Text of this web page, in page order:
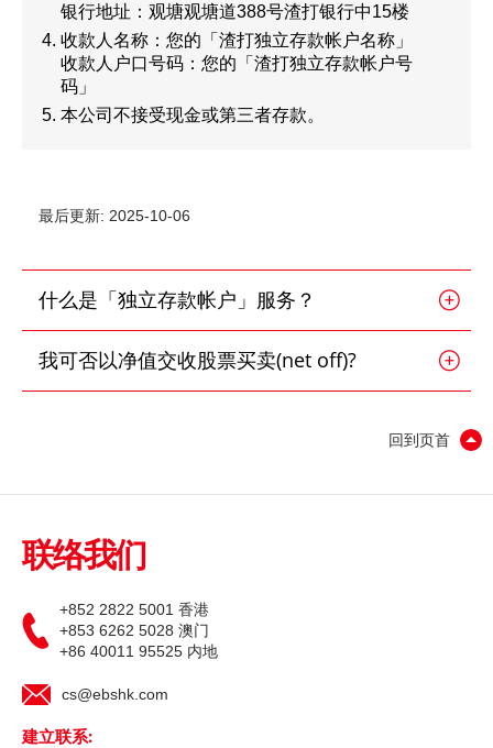
银行地址：观塘观塘道388号渣打银行中15楼
收款人名称：您的「渣打独立存款帐户名称」
收款人户口号码：您的「渣打独立存款帐户号
码」
本公司不接受现金或第三者存款。
最后更新: 2025-10-06
什么是「独立存款帐户」服务？
我可否以净值交收股票买卖(net off)?
回到页首
联络我们
+852 2822 5001 香港
+853 6262 5028 澳门
+86 40011 95525 内地
cs@ebshk.com
建立联系: